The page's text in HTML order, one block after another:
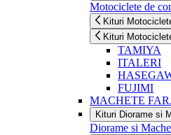
Motociclete de
Kituri
Kituri
TAMIYA
ITALERI
FUJIMI
MACHETE
Kituri Diorame si
Diorame si